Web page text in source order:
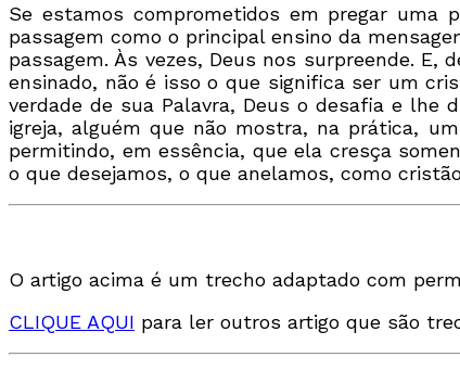
Se estamos comprometidos em pregar
passagem como o principal ensino da
passagem. Às vezes, Deus nos surpreende.
ensinado, não é isso o que significa ser um
verdade de sua Palavra, Deus o desafia e lhe
igreja, alguém que não mostra, na prática,
permitindo, em essência, que ela cresça
o que desejamos, o que anelamos, como
O artigo acima é um trecho adaptado com
CLIQUE AQUI para ler outros artigo que são